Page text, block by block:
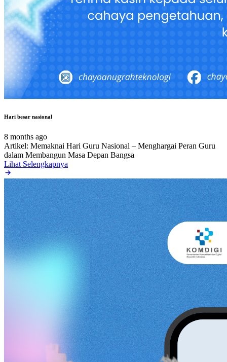
Hari besar nasional
8 months ago
Artikel: Memaknai Hari Guru Nasional – Menghargai Peran Guru
dalam Membangun Masa Depan Bangsa
Lihat Selengkapnya